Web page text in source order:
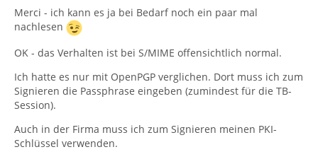
Merci - ich kann es ja bei Bedarf noch ein paar mal
nachlesen
OK - das Verhalten ist bei S/MIME offensichtlich normal.
Ich hatte es nur mit OpenPGP verglichen. Dort muss ich zum
Signieren die Passphrase eingeben (zumindest für die TB-
Session).
Auch in der Firma muss ich zum Signieren meinen PKI-
Schlüssel verwenden.